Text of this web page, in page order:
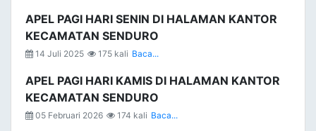
APEL PAGI HARI SENIN DI HALAMAN KANTOR
KECAMATAN SENDURO
14 Juli 2025 175 kali Baca...
APEL PAGI HARI KAMIS DI HALAMAN KANTOR
KECAMATAN SENDURO
05 Februari 2026 174 kali Baca...